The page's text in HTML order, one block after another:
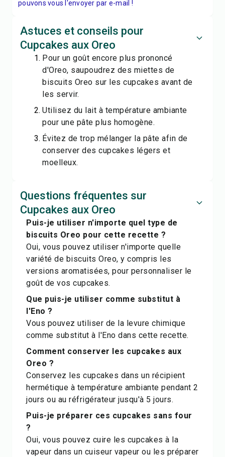
pouvons vous l'envoyer par e-mail !
Astuces et conseils pour
Cupcakes aux Oreo
Pour un goût encore plus prononcé
d'Oreo, saupoudrez des miettes de
biscuits Oreo sur les cupcakes avant de
les servir.
Utilisez du lait à température ambiante
pour une pâte plus homogène.
Évitez de trop mélanger la pâte afin de
conserver des cupcakes légers et
moelleux.
Questions fréquentes sur
Cupcakes aux Oreo
Puis-je utiliser n'importe quel type de
biscuits Oreo pour cette recette ?
Oui, vous pouvez utiliser n'importe quelle
variété de biscuits Oreo, y compris les
versions aromatisées, pour personnaliser le
goût de vos cupcakes.
Que puis-je utiliser comme substitut à
l'Eno ?
Vous pouvez utiliser de la levure chimique
comme substitut à l'Eno dans cette recette.
Comment conserver les cupcakes aux
Oreo ?
Conservez les cupcakes dans un récipient
hermétique à température ambiante pendant 2
jours ou au réfrigérateur jusqu'à 5 jours.
Puis-je préparer ces cupcakes sans four
?
Oui, vous pouvez cuire les cupcakes à la
vapeur dans un cuiseur vapeur ou les préparer